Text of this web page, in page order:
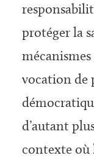
protéger la
vocation de
d’autant
contexte où